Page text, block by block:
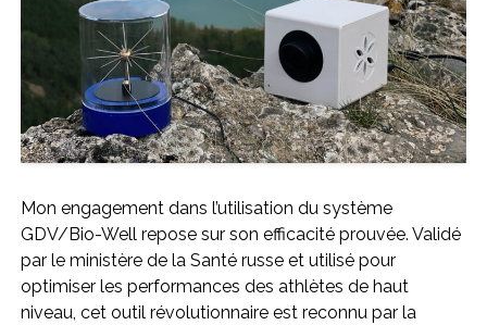
Mon engagement dans l’utilisation du système
GDV/Bio-Well repose sur son efficacité prouvée. Validé
par le ministère de la Santé russe et utilisé pour
optimiser les performances des athlètes de haut
niveau, cet outil révolutionnaire est reconnu par la